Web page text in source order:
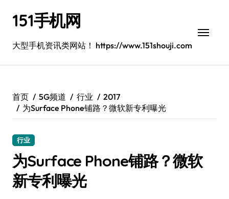
151手机网
大型手机资讯类网站！ https://www.151shouji.com
首页 5G频道 行业
2017
为Surface Phone铺路？微软新专利曝光
行业
为Surface Phone铺路？微软
新专利曝光